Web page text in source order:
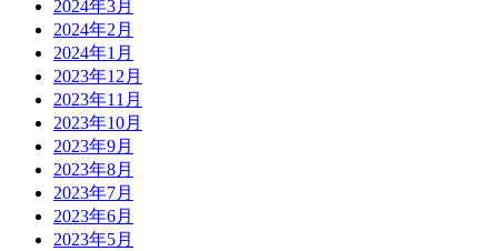
2024年3月
2024年2月
2024年1月
2023年12月
2023年11月
2023年10月
2023年9月
2023年8月
2023年7月
2023年6月
2023年5月